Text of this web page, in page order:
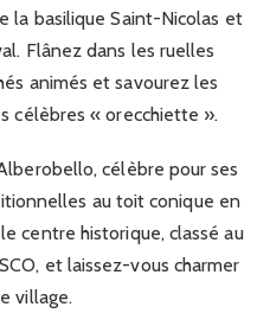
la basilique Saint-Nicolas et
Flânez dans les ruelles
animés et savourez les
célèbres « orecchiette ».
célèbre pour ses
au toit conique en
centre historique, classé au
et laissez-vous charmer
village.